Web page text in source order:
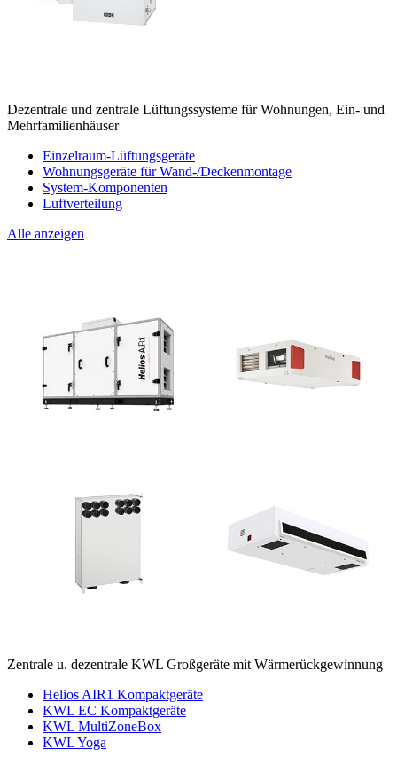
Dezentrale und zentrale Lüftungssysteme für Wohnungen, Ein- und
Mehrfamilienhäuser
Einzelraum-Lüftungsgeräte
Wohnungsgeräte für Wand-/Deckenmontage
System-Komponenten
Luftverteilung
Alle anzeigen
Zentrale u. dezentrale KWL Großgeräte mit Wärmerückgewinnung
Helios AIR1 Kompaktgeräte
KWL EC Kompaktgeräte
KWL MultiZoneBox
KWL Yoga